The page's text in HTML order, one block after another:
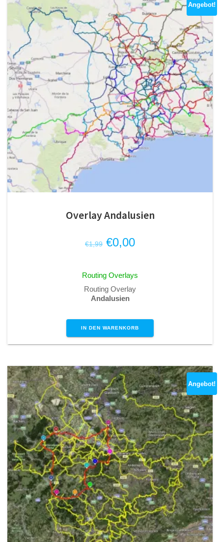
Angebot!
Overlay Andalusien
€1,99 Ursprünglicher
war:
€1,99
€0,00Aktueller
Routing Overlays
Routing Overlay
Andalusien
IN DEN WARENKORB
Angebot!